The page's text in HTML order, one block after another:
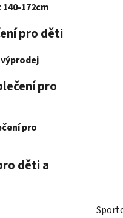
172cm
pro děti
pro
pro
děti a